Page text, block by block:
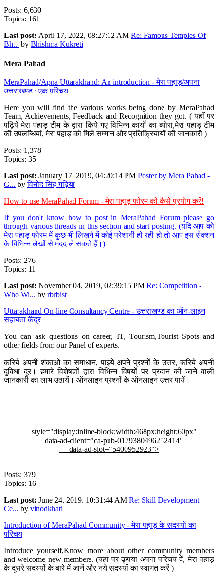
Posts: 6,630
Topics: 161
Last post: April 17, 2022, 08:27:12 AM Re: Famous Temples Of
Bh... by Bhishma Kukreti
Mera Pahad
MeraPahad/Apna Uttarakhand: An introduction - मेरा पहाड़/अपना
उत्तराखण्ड : एक परिचय
Here you will find the various works being done by MeraPahad
Team, Achievements, Feedback and Recognition they got. ( यहाँ पर
पढ़िये मेरा पहाड़ टीम के द्वारा किये गए विभिन्न कार्यों का ब्योरा,मेरा पहाड़ टीम
की उपलब्धियां, मेरा पहाड़ को मिले सम्मान और प्रतिक्रियायों की जानकारी )
Posts: 1,378
Topics: 35
Last post: January 17, 2019, 04:20:14 PM Poster by Mera Pahad -
G... byविनोद सिंह गढ़िया
How to use MeraPahad Forum - मेरा पहाड़ फोरम को कैसे प्रयोग करें!
If you don't know how to post in MeraPahad Forum please go
through various threads in this section and start posting. (यदि आप को
मेरा पहाड़ फोरम में कुछ भी लिखने में कोई परेशानी हो रही हो तो आप इस सेक्शन
के विभिन्न लेखों से मदद ले सकते हैं।)
Posts: 276
Topics: 11
Last post: November 04, 2019, 02:39:15 PM Re: Competition -
Who Wi... by rbrbist
Uttarakhand On-line Consultancy Centre - उत्तराखण्ड का ऑन-लाइन
सहायता केंद्र
You can ask questions on career, IT, Tourism,Tourist Spots and
other fields from our Panel of experts.
करिये अपनी शंकाओं का समाधान, पाइये अपने प्रश्नों के उत्तर, करिये अपनी
दुविधा दूर। हमारे विशेषज्ञों द्वारा विभिन्न विषयों पर प्रदान की जाने वाली
जानकारी का लाभ उठायें। ऑनलाइन प्रश्नों के ऑनलाइन उत्तर पायें।
style="display:inline-block;width:468px;height:60px"
data-ad-client="ca-pub-0179380496252414"
data-ad-slot="5400952923">
Posts: 379
Topics: 16
Last post: June 24, 2019, 10:31:44 AM Re: Skill Development
Ce... by vinodkhati
Introduction of MeraPahad Community - मेरा पहाड़ के सदस्यों का
परिचय
Introduce yourself,Know more about other community members
and welcome new members. (यहां पर कृपया अपना परिचय दें, मेरा पहाड़
के दूसरे सदस्यों के बारे में जानें और नये सदस्यों का स्वागत करें )